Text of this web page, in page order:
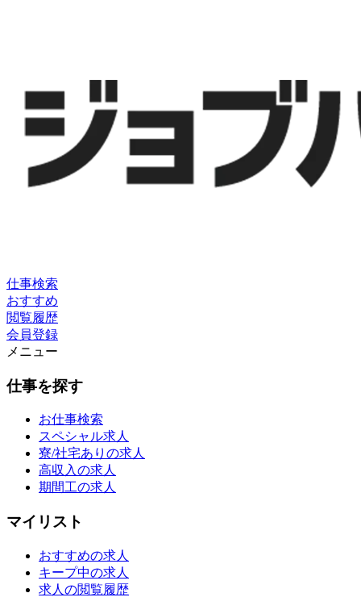
仕事検索
おすすめ
閲覧履歴
会員登録
メニュー
仕事を探す
お仕事検索
スペシャル求人
寮/社宅ありの求人
高収入の求人
期間工の求人
マイリスト
おすすめの求人
キープ中の求人
求人の閲覧履歴